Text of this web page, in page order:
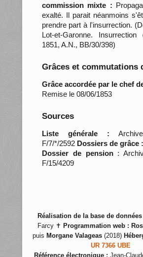
commission mixte :
exalté. Il parait néanmoins
prendre part à l'insurrection.
Lot-et-Garonne.
1851, A.N., BB/30/398)
Grâces et commutations
Grâce accordée par le chef
Remise le 08/06/1853
Sources
Liste générale :
F/7/*/2592 Dossiers de grâce :
Dossier de pension:
F/15/4209
Réalisation de la base de données
Farcy ✝ Programmation web :
puis Morgane Valageas (2018)
UR 7366 UBE
Référence électronique : Jean-